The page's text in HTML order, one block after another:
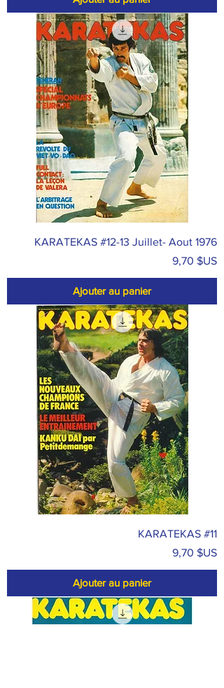
KARATEKAS #12-13 Juillet- Aout 1976
Prix
9,70 $US
Ajouter au panier
KARATEKAS #11
Prix
9,70 $US
Ajouter au panier